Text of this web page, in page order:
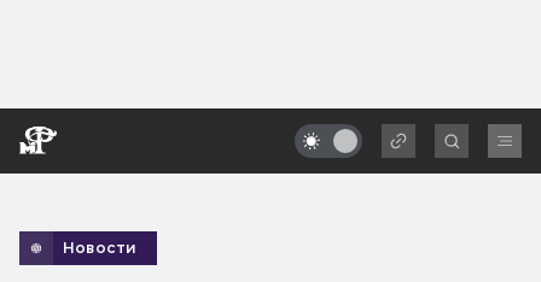
Новости